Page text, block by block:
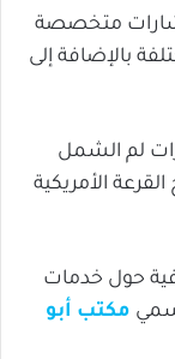
متخصصة
بالإضافة إلى
لم الشمل
الأمريكية
حول خدمات
مكتب أبو